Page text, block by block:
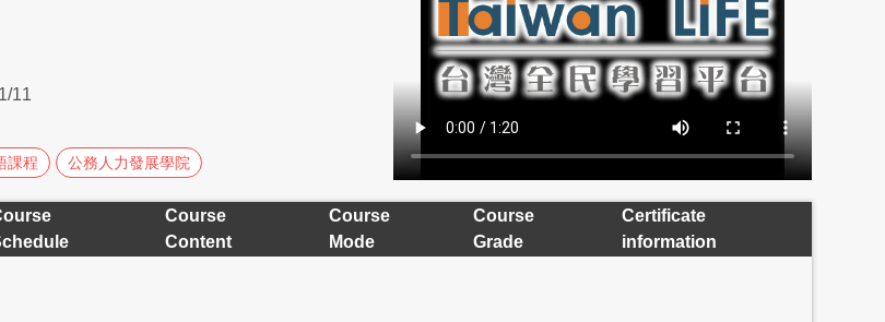
11
課程 公務人力發展學院
Course
Content
Course
Mode
Course
Grade
Certificate
information